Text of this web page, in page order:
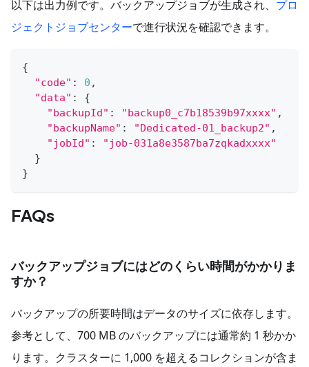
以下は出力例です。バックアップジョブが生成され、 プロ
ジェクトジョブセンターで進行状況を確認できます。
{
"code" : 0 ,
"data" :
{
"backupId" : "backup0_c7b18539b97xxxx" ,
"backupName" : "Dedicated-01_backup2" ,
"jobId" :
"job-031a8e3587ba7zqkadxxxx"
}
}
FAQs
バックアップジョブにはどのくらい時間がかかりま
すか？
バックアップの所要時間はデータのサイズに依存します。
参考として、700 MB のバックアップには通常約 1 秒かか
ります。クラスターに 1,000 を超えるコレクションが含ま